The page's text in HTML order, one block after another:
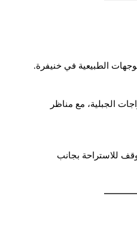
الطبيعية في خنيفرة.
الجبلية، مع مناظر
للاستراحة بجانب